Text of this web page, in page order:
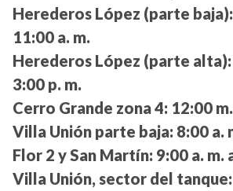
Herederos López (parte baja):
11:00 a. m.
Herederos López (parte alta):
3:00 p. m.
Cerro Grande zona 4: 12:00
Villa Unión parte baja: 8:00 a.
Flor 2 y San Martín: 9:00 a. m.
Villa Unión, sector del tanque: